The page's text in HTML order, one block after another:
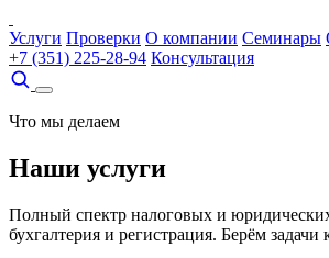
Услуги Проверки О компании Семинары
+7 (351) 225-28-94 Консультация
Что мы делаем
Наши услуги
Полный спектр налоговых и
бухгалтерия и регистрация. Берём